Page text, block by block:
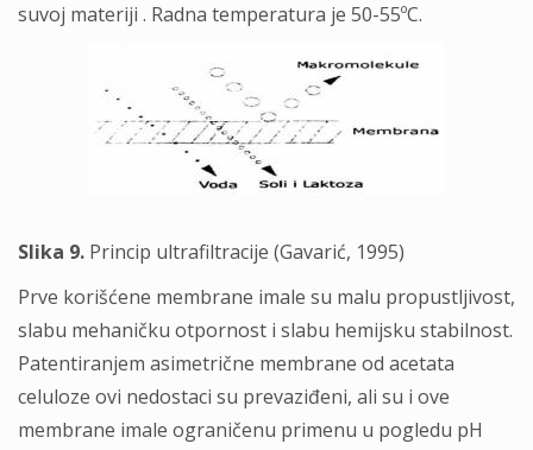
suvoj materiji . Radna temperatura je 50-55ºC.
Slika 9. Princip ultrafiltracije (Gavarić, 1995)
Prve korišćene membrane imale su malu propustljivost,
slabu mehaničku otpornost i slabu hemijsku stabilnost.
Patentiranjem asimetrične membrane od acetata
celuloze ovi nedostaci su prevaziđeni, ali su i ove
membrane imale ograničenu primenu u pogledu pH